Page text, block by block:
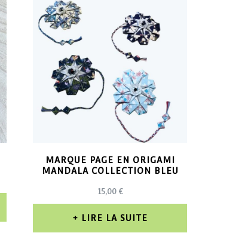
MARQUE PAGE EN ORIGAMI
MANDALA COLLECTION BLEU
15,00 €
LIRE LA SUITE